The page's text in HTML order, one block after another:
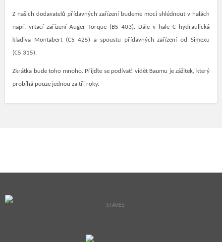
Z našich dodavatelů přídavných zařízení budeme moci shlédnout v halách
např. vrtací zařízení Auger Torque (B5 403). Dále v hale C hydraulická
kladiva Montabert (C5 425) a spoustu přídavných zařízení od Simexu
(C5 315).
Zkrátka bude toho mnoho. Přijďte se podívat! vidět Baumu je zážitek, který
probíhá pouze jednou za tři roky.